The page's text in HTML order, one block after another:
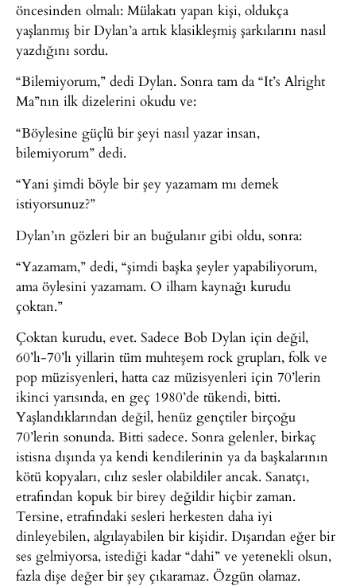
öncesinden olmalı: Mülakatı yapan kişi, oldukça
yaşlanmış bir Dylan’a artık klasikleşmiş şarkılarını nasıl
yazdığını sordu.
“Bilemiyorum,” dedi Dylan. Sonra tam da “It’s Alright
Ma”nın ilk dizelerini okudu ve:
“Böylesine güçlü bir şeyi nasıl yazar insan,
bilemiyorum” dedi.
“Yani şimdi böyle bir şey yazamam mı demek
istiyorsunuz?”
Dylan’ın gözleri bir an buğulanır gibi oldu, sonra:
“Yazamam,” dedi, “şimdi başka şeyler yapabiliyorum,
ama öylesini yazamam. O ilham kaynağı kurudu
çoktan.”
Çoktan kurudu, evet. Sadece Bob Dylan için değil,
60’lı-70’lı yillarin tüm muhteşem rock grupları, folk ve
pop müzisyenleri, hatta caz müzisyenleri için 70’lerin
ikinci yarısında, en geç 1980’de tükendi, bitti.
Yaşlandıklarından değil, henüz gençtiler birçoğu
70’lerin sonunda. Bitti sadece. Sonra gelenler, birkaç
istisna dışında ya kendi kendilerinin ya da başkalarının
kötü kopyaları, cılız sesler olabildiler ancak. Sanatçı,
etrafından kopuk bir birey değildir hiçbir zaman.
Tersine, etrafındaki sesleri herkesten daha iyi
dinleyebilen, algılayabilen bir kişidir. Dışarıdan eğer bir
ses gelmiyorsa, istediği kadar “dahi” ve yetenekli olsun,
fazla dişe değer bir şey çıkaramaz. Özgün olamaz.